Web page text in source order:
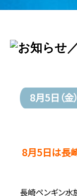
8月5日（金
8月5日は長
長崎ペンギン水